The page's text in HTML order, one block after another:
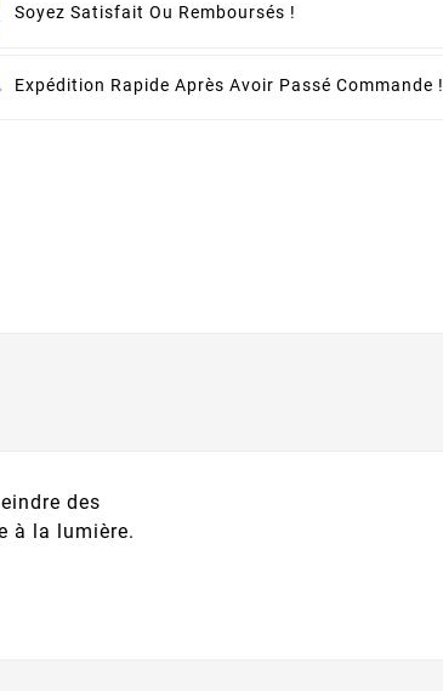
Soyez Satisfait Ou Remboursés !
Expédition Rapide Après Avoir Passé Commande !
des
à la lumière.